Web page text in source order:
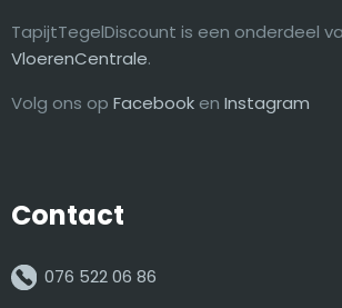
TapijtTegelDiscount is een onderdeel
VloerenCentrale.
Volg ons op Facebook en Instagram
Contact
076 522 06 86